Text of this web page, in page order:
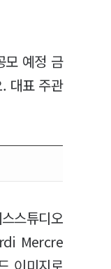
모 예정 금
대표 주관
스튜디오
Mercre